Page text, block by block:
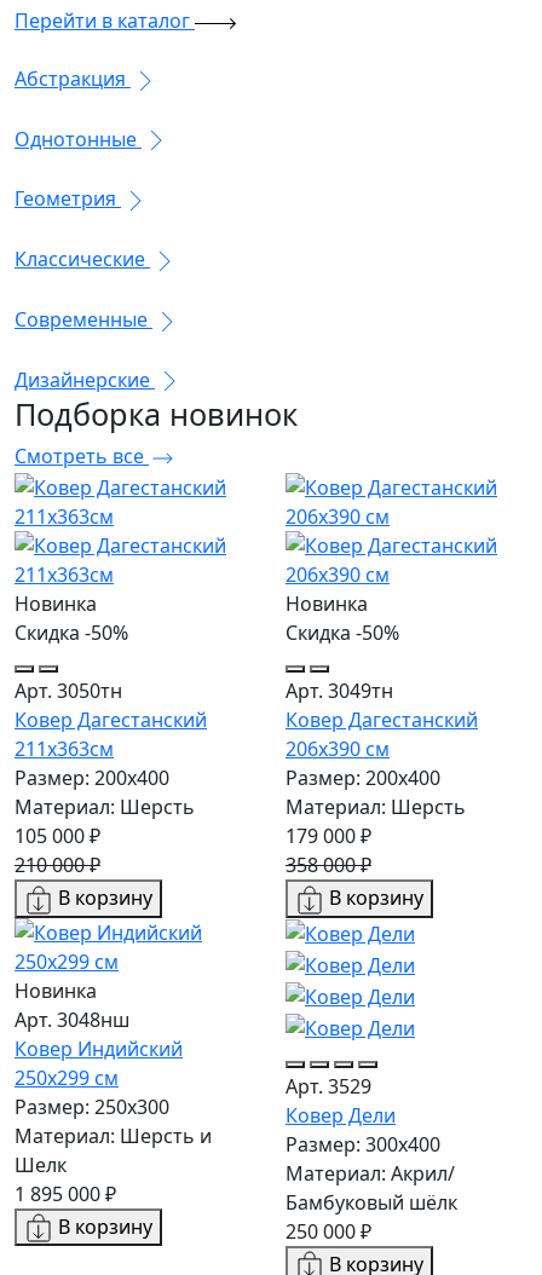
Перейти в каталог
Абстракция
Однотонные
Геометрия
Классические
Современные
Дизайнерские
Подборка новинок
Смотреть все
Новинка
Скидка -50%
Арт. 3050тн
Ковер Дагестанский
211x363см
Размер: 200х400
Материал: Шерсть
105 000 ₽
210 000 ₽
В корзину
Новинка
Скидка -50%
Арт. 3049тн
Ковер Дагестанский
206x390 см
Размер: 200х400
Материал: Шерсть
179 000 ₽
358 000 ₽
В корзину
Новинка
Арт. 3048нш
Ковер Индийский
250x299 см
Размер: 250x300
Материал: Шерсть и
Шелк
1 895 000 ₽
В корзину
Арт. 3529
Ковер Дели
Размер: 300х400
Материал: Акрил/
Бамбуковый шёлк
250 000 ₽
В корзину